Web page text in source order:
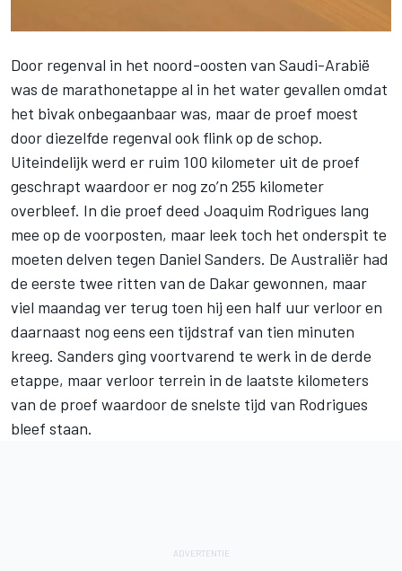
Door regenval in het noord-oosten van Saudi-Arabië
was de marathonetappe al in het water gevallen omdat
het bivak onbegaanbaar was, maar de proef moest
door diezelfde regenval ook flink op de schop.
Uiteindelijk werd er ruim 100 kilometer uit de proef
geschrapt waardoor er nog zo’n 255 kilometer
overbleef. In die proef deed Joaquim Rodrigues lang
mee op de voorposten, maar leek toch het onderspit te
moeten delven tegen Daniel Sanders. De Australiër had
de eerste twee ritten van de Dakar gewonnen, maar
viel maandag ver terug toen hij een half uur verloor en
daarnaast nog eens een tijdstraf van tien minuten
kreeg. Sanders ging voortvarend te werk in de derde
etappe, maar verloor terrein in de laatste kilometers
van de proef waardoor de snelste tijd van Rodrigues
bleef staan.